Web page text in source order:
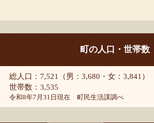
町の人口・世帯数
総人口：7,521（男：3,680・女：3,841）
世帯数：3,535
令和8年7月31日現在 町民生活課調べ